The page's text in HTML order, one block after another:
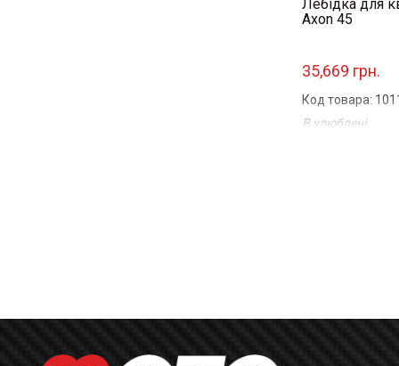
Лебідка для
Axon 45
35,669 грн.
Код товара:
В улюблені